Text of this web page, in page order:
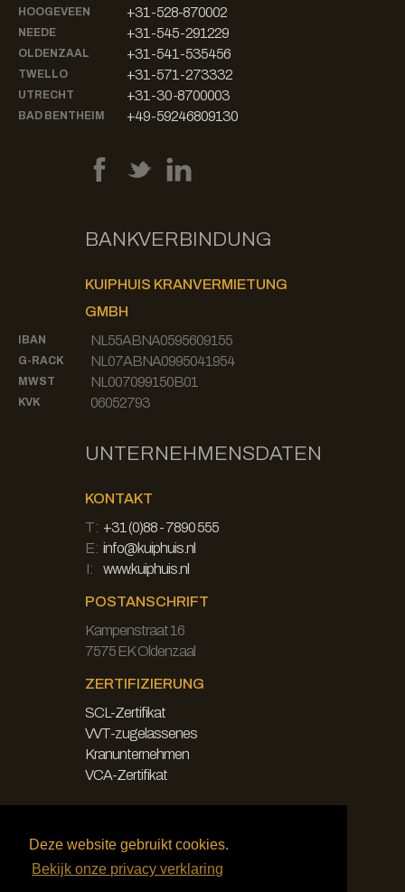
Deze website gebruikt cookies.
Bekijk onze privacy verklaring
HOOGEVEEN +31-528-870002
NEEDE +31-545-291229
OLDENZAAL +31-541-535456
TWELLO +31-571-273332
UTRECHT +31-30-8700003
BAD BENTHEIM +49-59246809130
BANKVERBINDUNG
KUIPHUIS KRANVERMIETUNG
GMBH
IBAN NL55ABNA0595609155
G-RACK NL07ABNA0995041954
MWST NL007099150B01
KVK 06052793
UNTERNEHMENSDATEN
KONTAKT
T: +31 (0)88 - 7890 555
E: info@kuiphuis.nl
I:
www.kuiphuis.nl
POSTANSCHRIFT
Kampenstraat 16
7575 EK Oldenzaal
ZERTIFIZIERUNG
SCL-Zertifikat
VVT-zugelassenes
Kranunternehmen
VCA-Zertifikat
Haftungsausschluss